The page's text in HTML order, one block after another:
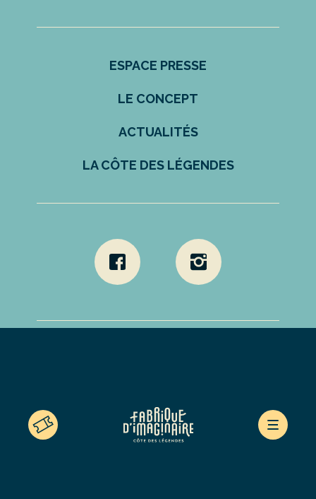
ESPACE PRESSE
LE CONCEPT
ACTUALITÉS
LA CÔTE DES LÉGENDES
Déclaration d’accessibilité